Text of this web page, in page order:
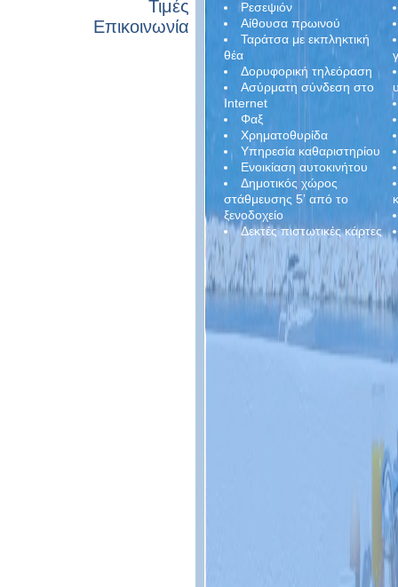
Τιμές
Επικοινωνία
Ρεσεψιόν
Αίθουσα πρωινού
Ταράτσα με εκπληκτική
θέα
Δορυφορική τηλεόραση
Ασύρματη σύνδεση στο
Internet
Φαξ
Χρηματοθυρίδα
Υπηρεσία καθαριστηρίου
Ενοικίαση αυτοκινήτου
Δημοτικός χώρος
στάθμευσης 5ʼ από το
ξενοδοχείο
Δεκτές πιστωτικές κάρτες